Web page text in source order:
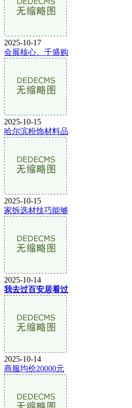
2025-10-17
会展核心、千盛购
2025-10-15
哈尔滨粉饰材料品
2025-10-15
家拆选材技巧能够
2025-10-14
我去过百安居看过
2025-10-14
商服均价20000元